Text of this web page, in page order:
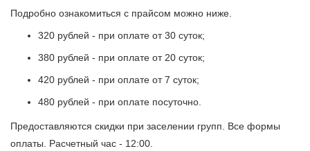
Подробно ознакомиться с прайсом можно ниже.
320 рублей - при оплате от 30 суток;
380 рублей - при оплате от 20 суток;
420 рублей - при оплате от 7 суток;
480 рублей - при оплате посуточно.
Предоставляются скидки при заселении групп. Все формы
оплаты. Расчетный час - 12:00.